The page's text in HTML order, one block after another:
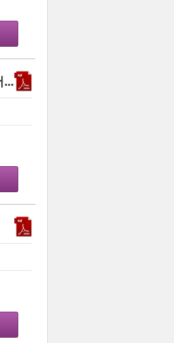
sky화학,생명 계열 지원자를 위한 강추 도서의 독서록 및 줄거리 정리본(자소서에도 이용가능)